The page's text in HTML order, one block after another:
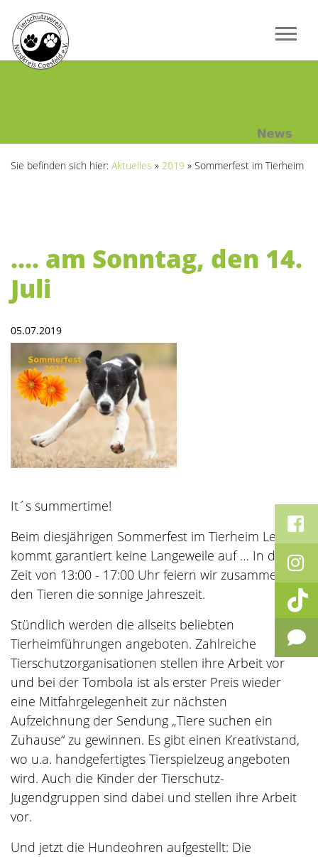
Sie befinden sich hier: Aktuelles » 2019 » Sommerfest im Tierheim
.... am Sonntag, den 14.
Juli
05.07.2019
It´s summertime!
Beim diesjährigen Sommerfest im Tierheim Lette
kommt garantiert keine Langeweile auf … In der
Zeit von 13:00 - 17:00 Uhr feiern wir zusammen mit
den Tieren die sonnige Jahreszeit.
Stündlich werden die allseits beliebten
Tierheimführungen angeboten. Zahlreiche
Tierschutzorganisationen stellen ihre Arbeit vor
und bei der Tombola ist als erster Preis wieder
eine Mitfahrgelegenheit zur nächsten
Aufzeichnung der Sendung „Tiere suchen ein
Zuhause“ zu gewinnen. Es gibt einen Kreativstand,
wo u.a. handgefertigtes Tierspielzeug angeboten
wird. Auch die Kinder der Tierschutz-
Jugendgruppen sind dabei und stellen ihre Arbeit
vor.
Und jetzt die Hundeohren aufgestellt: Die